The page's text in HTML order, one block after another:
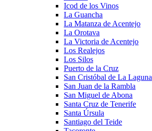
Icod de los Vinos
La Guancha
La Matanza de Acentejo
La Orotava
La Victoria de Acentejo
Los Realejos
Los Silos
Puerto de la Cruz
San Cristóbal de La Laguna
San Juan de la Rambla
San Miguel de Abona
Santa Cruz de Tenerife
Santa Úrsula
Santiago del Teide